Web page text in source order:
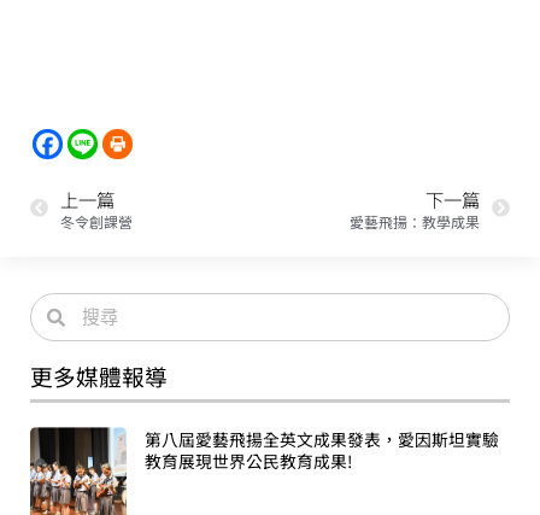
上一篇
冬令創課營
下一篇
愛藝飛揚：教學成果
更多媒體報導
第八屆愛藝飛揚全英文成果發表，愛因斯坦實驗
教育展現世界公民教育成果!